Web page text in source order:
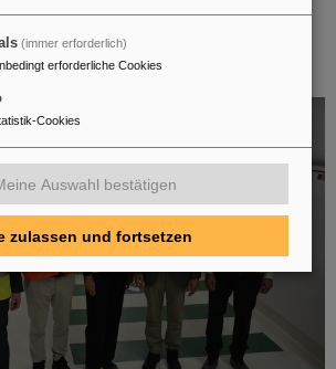
ins Forschungslabor:
Gast bei GSI und FAIR
(immer erforderlich)
erforderliche Cookies
Cookies
Auswahl bestätigen
zulassen und fortsetzen